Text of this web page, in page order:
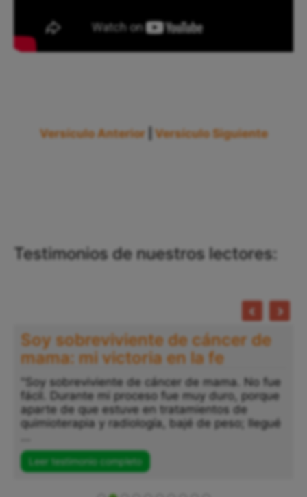
Versículo Anterior Versículo Siguiente
Testimonios de nuestros lectores:
Soy sobreviviente de cáncer de
mama: mi victoria en la fe
"Soy sobreviviente de cáncer de mama. No fue
fácil. Durante mi proceso fue muy duro, porque
aparte de que estuve en tratamientos de
quimioterapia y radiología, bajé de peso; llegué
Leer testimonio completo